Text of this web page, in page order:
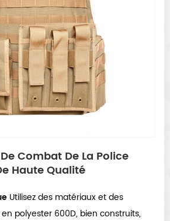
Combat De La Police
Haute Qualité
Utilisez des matériaux et des
polyester 600D, bien construits,